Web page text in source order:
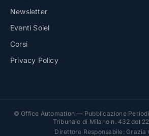
Newsletter
Eventi Soiel
Corsi
Privacy Policy
© Office Automation — Pubblicazione
Tribunale di Milano n. 432 del
Direttore Responsabile: Grazia